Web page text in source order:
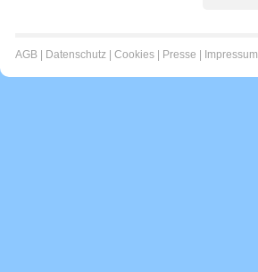
AGB Datenschutz Cookies Presse Impressum